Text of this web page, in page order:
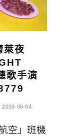
萊夜
歌手演
2019-05-04
空」班機